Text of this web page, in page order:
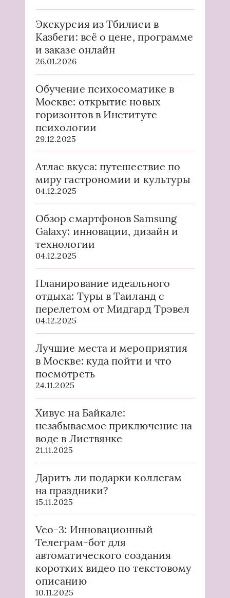
Экскурсия из Тбилиси в
Казбеги: всё о цене, программе
и заказе онлайн
26.01.2026
Обучение психосоматике в
Москве: открытие новых
горизонтов в Институте
психологии
29.12.2025
Атлас вкуса: путешествие по
миру гастрономии и культуры
04.12.2025
Обзор смартфонов Samsung
Galaxy: инновации, дизайн и
технологии
04.12.2025
Планирование идеального
отдыха: Туры в Таиланд с
перелетом от Мидгард Трэвел
04.12.2025
Лучшие места и мероприятия
в Москве: куда пойти и что
посмотреть
24.11.2025
Хивус на Байкале:
незабываемое приключение на
воде в Листвянке
21.11.2025
Дарить ли подарки коллегам
на праздники?
15.11.2025
Veo-3: Инновационный
Телеграм-бот для
автоматического создания
коротких видео по текстовому
описанию
10.11.2025